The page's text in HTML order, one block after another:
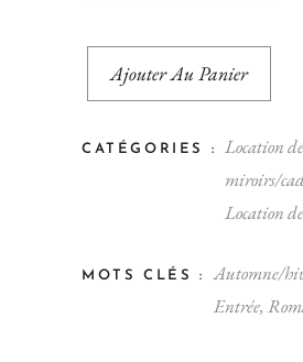
Ajouter Au Panier
CATÉGORIES :
Location de
miroirs/
Location
MOTS CLÉS : Automne/
Entrée,